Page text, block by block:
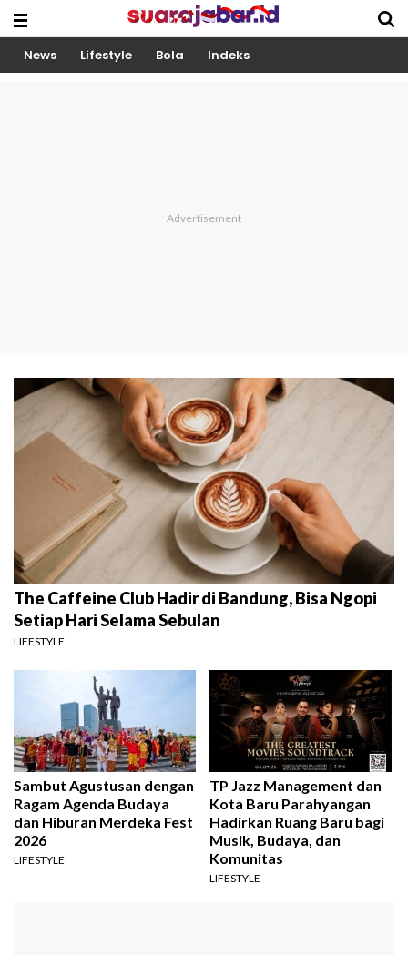
News Lifestyle Bola Indeks
The Caffeine Club Hadir di Bandung, Bisa Ngopi
Setiap Hari Selama Sebulan
LIFESTYLE
Sambut Agustusan dengan
Ragam Agenda Budaya
dan Hiburan Merdeka Fest
2026
LIFESTYLE
TP Jazz Management dan
Kota Baru Parahyangan
Hadirkan Ruang Baru bagi
Musik, Budaya, dan
Komunitas
LIFESTYLE